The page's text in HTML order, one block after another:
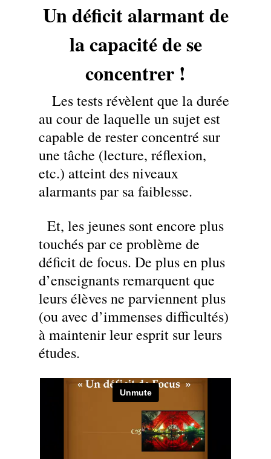
Un déficit alarmant de
la capacité de se
concentrer !
Les tests révèlent que la durée
au cour de laquelle un sujet est
capable de rester concentré sur
une tâche (lecture, réflexion,
etc.) atteint des niveaux
alarmants par sa faiblesse.
Et, les jeunes sont encore plus
touchés par ce problème de
déficit de focus. De plus en plus
d’enseignants remarquent que
leurs élèves ne parviennent plus
(ou avec d’immenses difficultés)
à maintenir leur esprit sur leurs
études.